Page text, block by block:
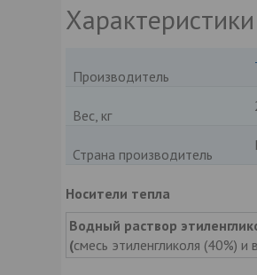
Характеристики
Производитель
Вес, кг
Страна производитель
Носители тепла
Водный раствор
(смесь этиленгликоля (40%) и